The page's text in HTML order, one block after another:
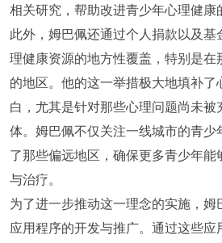
相关研究，帮助改进青少年心理健康
此外，姆巴佩还通过个人捐款以及基
理健康资源的地方性覆盖，特别是在
的地区。他的这一举措极大地填补了
白，尤其是针对那些心理问题尚未被
体。姆巴佩不仅关注一线城市的青少
了那些偏远地区，确保更多青少年能
与治疗。
为了进一步推动这一理念的实施，姆
应用程序的开发与推广。通过这些应